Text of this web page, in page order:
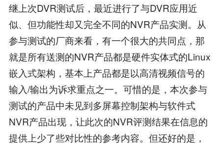
继上次DVR测试后，最近进行了与DVR应用近
似、但功能性却又完全不同的NVR产品实测。从
参与测试的厂商来看，有一个很大的共同点，那
就是所有送测的NVR产品都是硬件实体式的Linux
嵌入式架构，基本上产品都是以高清视频信号的
输入/输出为诉求重点之一。可惜的是，本次参与
测试的产品中未见到多屏幕控制架构与软件式
NVR产品出现，让此次的NVR评测结果在信息的
提供上少了些对比性的参考内容。但还好的是，